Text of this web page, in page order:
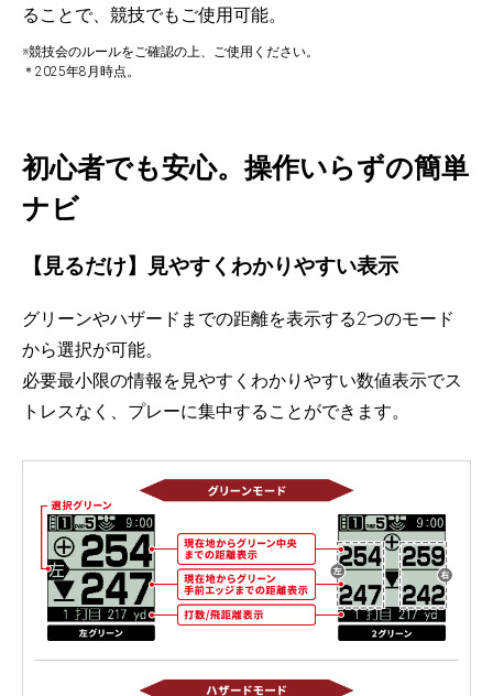
ることで、競技でもご使用可能。
※競技会のルールをご確認の上、ご使用ください。
＊2025年8月時点。
初心者でも安心。操作いらずの簡単
ナビ
【見るだけ】見やすくわかりやすい表示
グリーンやハザードまでの距離を表示する2つのモード
から選択が可能。
必要最小限の情報を見やすくわかりやすい数値表示でス
トレスなく、プレーに集中することができます。